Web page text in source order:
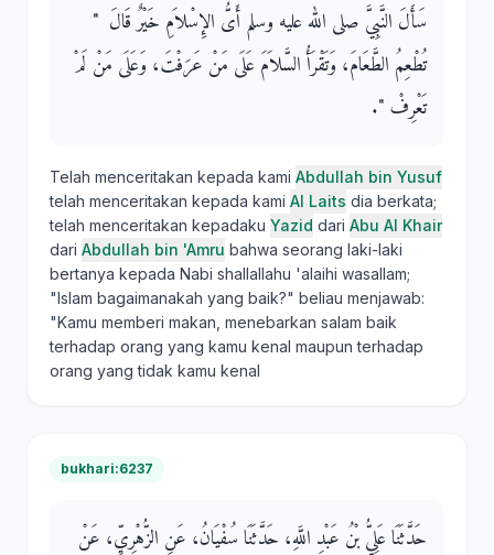
سَأَلَ النَّبِيَّ صلى الله عليه وسلم أَىُّ الإِسْلاَمِ خَيْرٌ قَالَ ‏ "‏
تُطْعِمُ الطَّعَامَ، وَتَقْرَأُ السَّلاَمَ عَلَى مَنْ عَرَفْتَ، وَعَلَى مَنْ لَمْ
تَعْرِفْ ‏"‏‏.‏
Telah menceritakan kepada kami Abdullah bin Yusuf
telah menceritakan kepada kami Al Laits dia berkata;
telah menceritakan kepadaku Yazid dari Abu Al Khair
dari Abdullah bin 'Amru bahwa seorang laki-laki
bertanya kepada Nabi shallallahu 'alaihi wasallam;
"Islam bagaimanakah yang baik?" beliau menjawab:
"Kamu memberi makan, menebarkan salam baik
terhadap orang yang kamu kenal maupun terhadap
orang yang tidak kamu kenal
bukhari:6237
حَدَّثَنَا عَلِيُّ بْنُ عَبْدِ اللَّهِ، حَدَّثَنَا سُفْيَانُ، عَنِ الزُّهْرِيِّ، عَنْ